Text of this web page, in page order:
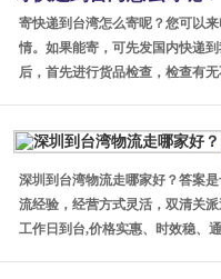
寄快递到台湾怎么寄呢？您可以
情。如果能寄，可先发国内快递
后，首先进行货品检查，检查有
深圳到台湾物流走哪家好？答案
流经验，经营方式灵活，双清关
工作日到台,价格实惠、时效稳、